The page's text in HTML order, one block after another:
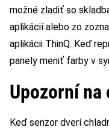
možné zladiť so
aplikácií alebo zo
aplikácii ThinQ. Keď
panely meniť farby v
Upozorní na
Keď senzor dverí